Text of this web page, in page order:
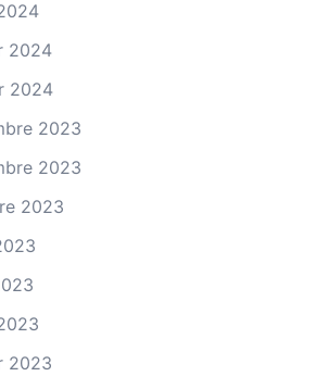
2024
2024
2023
2023
2023
2023